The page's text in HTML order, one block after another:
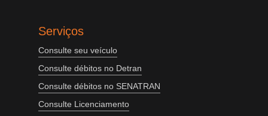
Serviços
Consulte seu veículo
Consulte débitos no Detran
Consulte débitos no SENATRAN
Consulte Licenciamento